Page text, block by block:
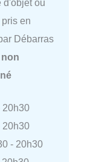
en
Débarras
non
20h30
20h30
- 20h30